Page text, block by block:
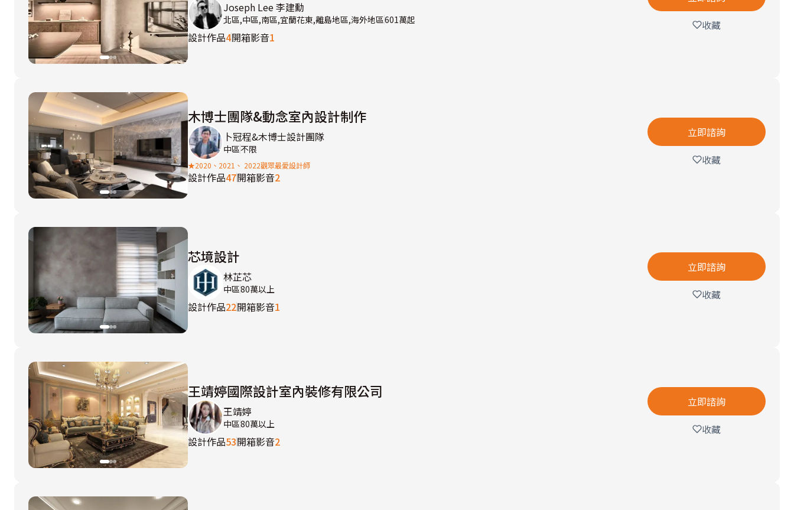
Joseph Lee 李建勳
北區,中區,南區,宜蘭花東,離島地區,海外地區601萬起
設計作品4開箱影音1
收藏
木博士團隊&動念室內設計制作
卜冠程&木博士設計團隊
中區不限
★2020、2021、 2022觀眾最愛設計師
設計作品47開箱影音2
立即諮詢
收藏
芯境設計
林芷芯
中區80萬以上
設計作品22開箱影音1
立即諮詢
收藏
王靖婷國際設計室內裝修有限公司
王靖婷
中區80萬以上
設計作品53開箱影音2
立即諮詢
收藏